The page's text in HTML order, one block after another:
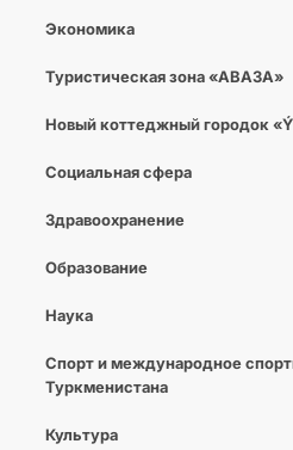
Экономика
Туристическая зона «АВАЗА»
Новый коттеджный городок
Социальная сфера
Здравоохранение
Образование
Наука
Спорт и международное
Туркменистана
Культура